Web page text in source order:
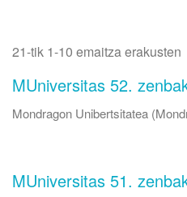
21-tik 1-10 emaitza erakusten
MUniversitas 52.
Mondragon Unibertsitatea (
MUniversitas 51.